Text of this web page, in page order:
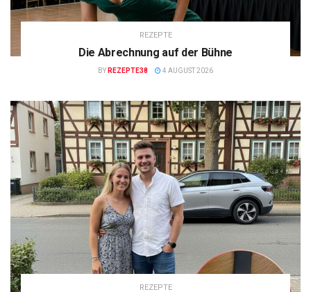
REZEPTE
Die Abrechnung auf der Bühne
BY REZEPTE38 4 AUGUST 2026
REZEPTE